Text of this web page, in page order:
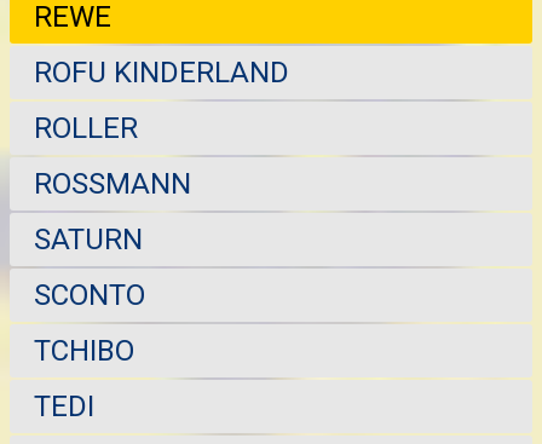
REWE
ROFU KINDERLAND
ROLLER
ROSSMANN
SATURN
SCONTO
TCHIBO
TEDI